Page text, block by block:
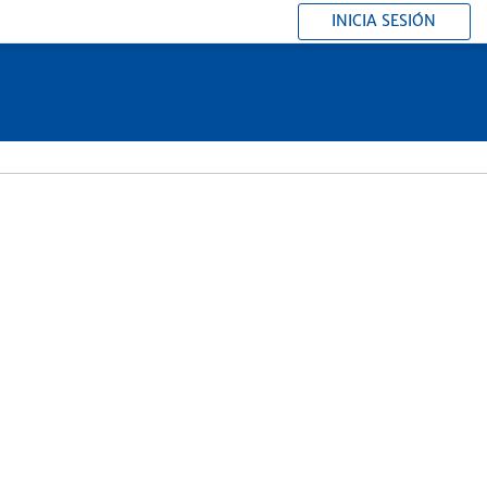
INICIA SESIÓN